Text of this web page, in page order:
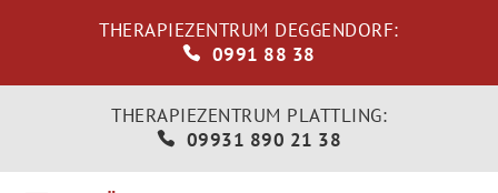
THERAPIEZENTRUM DEGGENDORF:
0991 88 38
THERAPIEZENTRUM PLATTLING:
09931 890 21 38